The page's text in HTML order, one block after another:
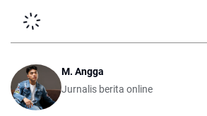
M. Angga
Jurnalis berita online